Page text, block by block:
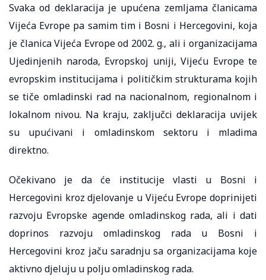
Svaka od deklaracija je upućena zemljama članicama
Vijeća Evrope pa samim tim i Bosni i Hercegovini, koja
je članica Vijeća Evrope od 2002. g., ali i organizacijama
Ujedinjenih naroda, Evropskoj uniji, Vijeću Evrope te
evropskim institucijama i političkim strukturama kojih
se tiče omladinski rad na nacionalnom, regionalnom i
lokalnom nivou. Na kraju, zaključci deklaracija uvijek
su upućivani i omladinskom sektoru i mladima
direktno.
Očekivano je da će institucije vlasti u Bosni i
Hercegovini kroz djelovanje u Vijeću Evrope doprinijeti
razvoju Evropske agende omladinskog rada, ali i dati
doprinos razvoju omladinskog rada u Bosni i
Hercegovini kroz jaču saradnju sa organizacijama koje
aktivno djeluju u polju omladinskog rada.